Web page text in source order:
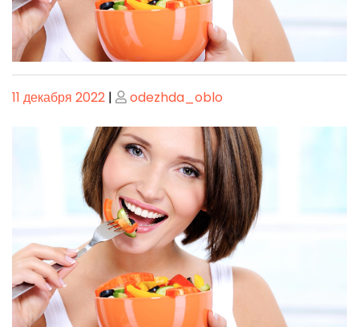
Опубликовано
11 декабря 2022 | Опубликовано
odezhda_oblo